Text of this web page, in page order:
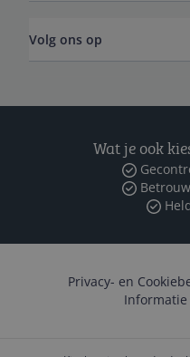
Volg ons op
Wat je ook
Privacy- en
Informatie